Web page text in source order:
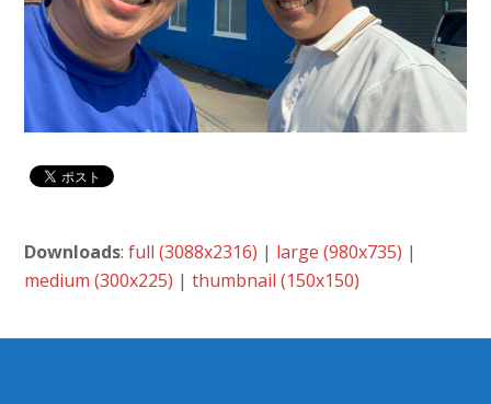
Downloads:full (3088x2316) | large (980x735) |
medium (300x225) |thumbnail (150x150)